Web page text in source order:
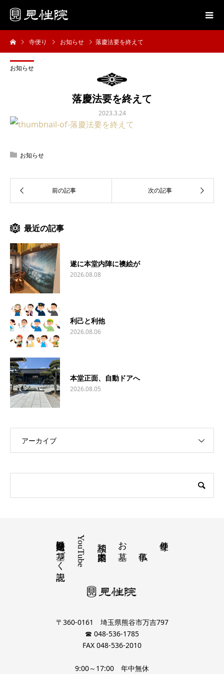
寺便り お知らせ 落慶法要を終えて
お知らせ
落慶法要を終えて
2023.3.24
お知らせ
最近の記事
遂に本堂内陣に襖絵が
2026.08.08
利己と利他
2026.08.06
本堂正面、自動ドアへ
2026.08.05
アーカイブ
寺便り
お墓
YouTube
特定商取引法に基づく表記
〒360-0161 埼玉県熊谷市万吉797
☎ 048-536-1785
FAX 048-536-2010
9:00～17:00 年中無休